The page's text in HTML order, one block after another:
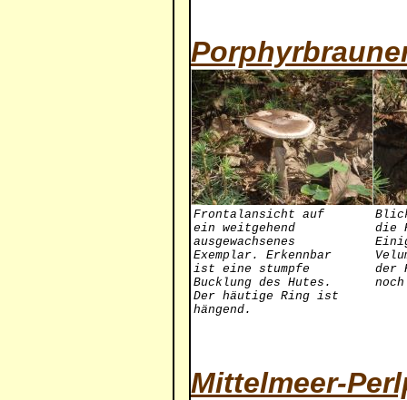
Frontalansicht auf
ein weitgehend
ausgewachsenes
Exemplar. Erkennbar
ist eine stumpfe
Bucklung des Hutes.
Der häutige Ring ist
hängend.
die
der
Mittelmeer-